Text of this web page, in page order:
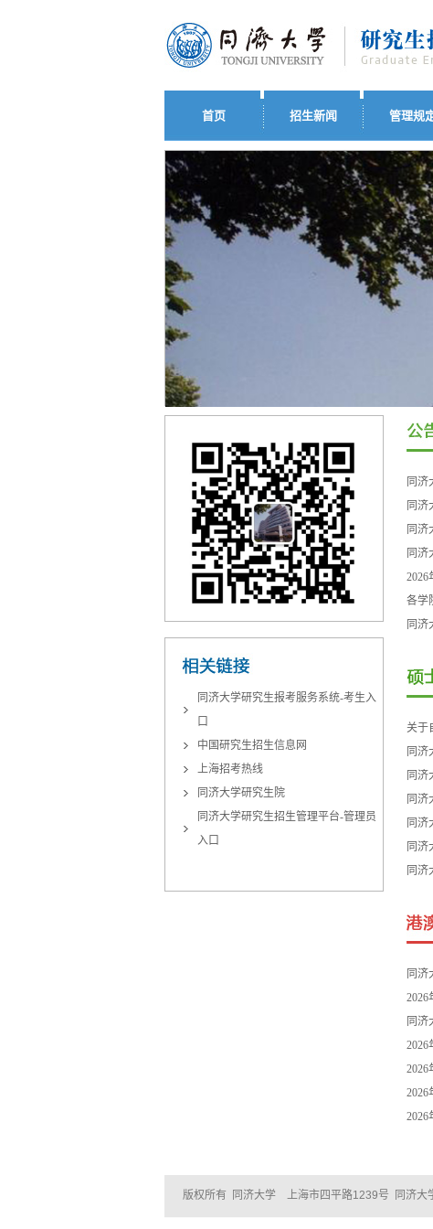
首页 招生新闻 管理规
同济大学研究生报考服务系统-考生入
口
中国研究生招生信息网
上海招考热线
同济大学研究生院
同济大学研究生招生管理平台-管理员
入口
同济
同济
同济
同济
2026
各学
同济
关于
同济
同济
同济
同济
同济
同济
同济
2026
同济
2026
2026
2026
2026
版权所有 同济大学 上海市四平路1239号 同济大